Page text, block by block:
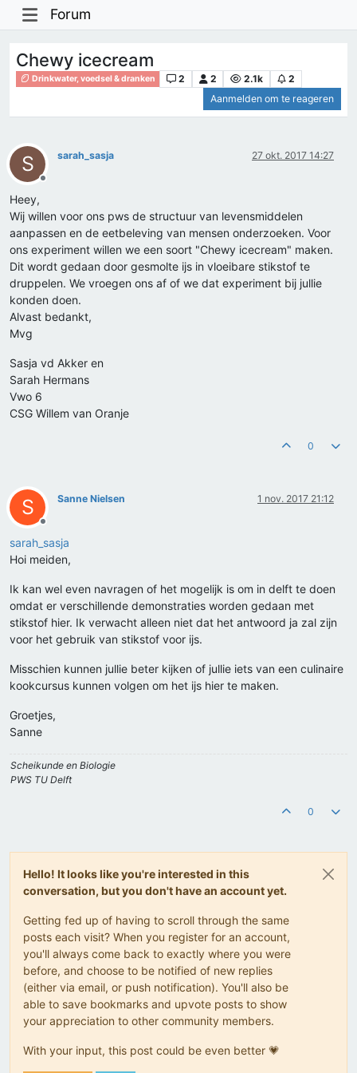
Forum
Chewy icecream
Drinkwater, voedsel & dranken 2 2 2.1k
2
Aanmelden om te reageren
S
Offline
sarah_sasja 27 okt. 2017 14:27
Heey,
Wij willen voor ons pws de structuur van levensmiddelen
aanpassen en de eetbeleving van mensen onderzoeken. Voor
ons experiment willen we een soort "Chewy icecream" maken.
Dit wordt gedaan door gesmolte ijs in vloeibare stikstof te
druppelen. We vroegen ons af of we dat experiment bij jullie
konden doen.
Alvast bedankt,
Mvg
Sasja vd Akker en
Sarah Hermans
Vwo 6
CSG Willem van Oranje
0
S
Offline
Sanne Nielsen 1 nov. 2017 21:12
sarah_sasja
Hoi meiden,
Ik kan wel even navragen of het mogelijk is om in delft te doen
omdat er verschillende demonstraties worden gedaan met
stikstof hier. Ik verwacht alleen niet dat het antwoord ja zal zijn
voor het gebruik van stikstof voor ijs.
Misschien kunnen jullie beter kijken of jullie iets van een culinaire
kookcursus kunnen volgen om het ijs hier te maken.
Groetjes,
Sanne
Scheikunde en Biologie
PWS TU Delft
0
Hello! It looks like you're interested in this
conversation, but you don't have an account yet.
Getting fed up of having to scroll through the same
posts each visit? When you register for an account,
you'll always come back to exactly where you were
before, and choose to be notified of new replies
(either via email, or push notification). You'll also be
able to save bookmarks and upvote posts to show
your appreciation to other community members.
With your input, this post could be even better 💗